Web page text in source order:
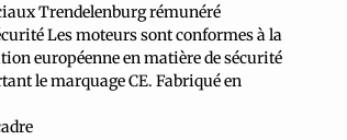
Trendelenburg rémunéré
Les moteurs sont conformes à la
européenne en matière de sécurité
le marquage CE. Fabriqué en